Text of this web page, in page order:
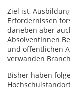
Ziel ist,
Erfordernissen
daneben aber
AbsolventInnen
und öffentlichen
verwanden
Bisher haben